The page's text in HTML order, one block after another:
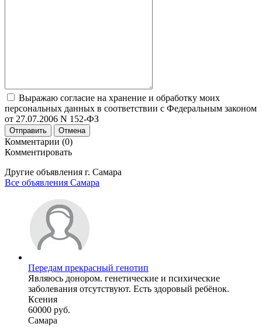
Выражаю согласие на хранение и обработку моих
персональных данных в соответствии с Федеральным законом
от 27.07.2006 N 152-ФЗ
Отправить Отмена
Комментарии (0)
Комментировать
Другие объявления г. Самара
Все объявления Самара
Передам прекрасный генотип
Являюсь донором. генетические и психические
заболевания отсутствуют. Есть здоровый ребёнок.
Ксения
60000 руб.
Самара